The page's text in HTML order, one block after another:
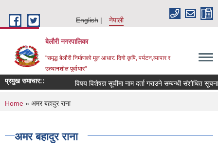
English
नेपाली
बेलौरी नगरपालिका
"समृद्ध बेलौरी निर्माणको मूल आधार: दिगो कृषि, पर्यटन,व्यापार र
उत्थानशील पूर्वाधार"
प्रमुख समाचार:: विषय विशेषज्ञ सूचीमा नाम दर्ता गराउने सम्बन्धी संशोधित सूचना ।
You are here
Home » अमर बहादुर राना
अमर बहादुर राना